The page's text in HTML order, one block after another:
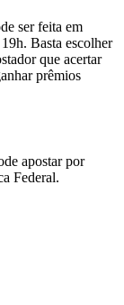
ser feita em
Basta escolher
que acertar
prêmios
apostar por
Federal.